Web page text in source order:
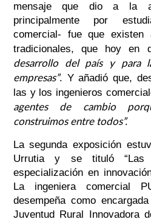
mensaje que dio a la
principalmente por
comercial- fue que existen
tradicionales, que hoy en
desarrollo del país y para
empresas”. Y añadió que,
las y los ingenieros
agentes de cambio
construimos entre todos”.
La segunda exposición
Urrutia y se tituló “Las
especialización en
La ingeniera comercial
desempeña como
Juventud Rural Innovadora